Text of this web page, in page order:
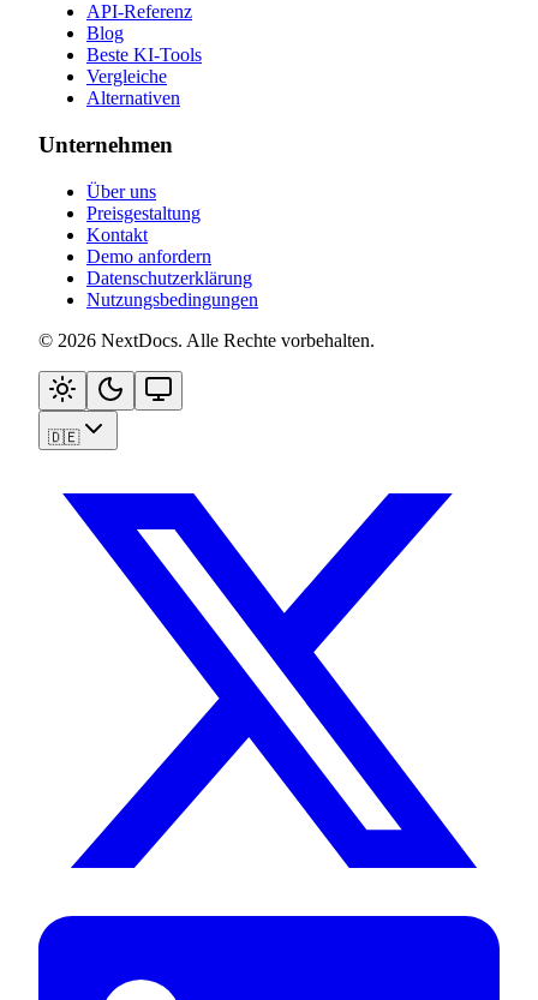
API-Referenz
Blog
Beste KI-Tools
Vergleiche
Alternativen
Unternehmen
Über uns
Preisgestaltung
Kontakt
Demo anfordern
Datenschutzerklärung
Nutzungsbedingungen
© 2026 NextDocs. Alle Rechte vorbehalten.
🇩🇪